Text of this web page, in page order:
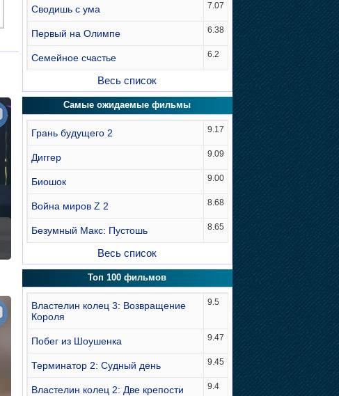
Сводишь с ума 7.07
Первый на Олимпе 6.38
Семейное счастье 6.2
Весь список
Самые ожидаемые фильмы
Грань будущего 2 9.17
Диггер 9.09
Биошок 9.00
Война миров Z 2 8.68
Безумный Макс: Пустошь 8.65
Весь список
Топ 100 фильмов
Властелин колец 3: Возвращение
Короля
9.5
Побег из Шоушенка 9.47
Терминатор 2: Судный день 9.45
Властелин колец 2: Две крепости 9.4